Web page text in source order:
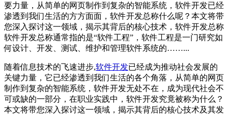
要力量，从简单的网页制作到复杂的智能系统，软件开发已经
渗透到我们生活的方方面面，软件开发总称什么呢？本文将带
您深入探讨这一领域，揭示其背后的核心技术，软件开发总称
软件开发总称通常指的是“软件工程”，软件工程是一门研究如
何设计、开发、测试、维护和管理软件系统的……...
随着信息技术的飞速进步,软件开发已经成为推动社会发展的
关键力量，它已经渗透到我们生活的各个角落，从简单的网页
制作到复杂的智能系统，软件开发无处不在，成为现代社会不
可或缺的一部分，在职业实践中，软件开发究竟被称为什么？
本文将带您深入探讨这一领域，揭示其背后的核心技术及其发